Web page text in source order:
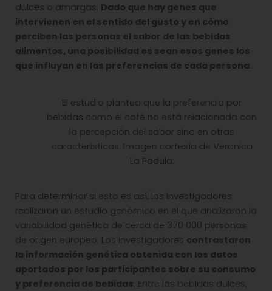
dulces o amargas. Dado que hay genes que
intervienen en el sentido del gusto y en cómo
perciben las personas el sabor de las bebidas
alimentos, una posibilidad es sean esos genes los
que influyan en las preferencias de cada persona.
El estudio plantea que la preferencia por
bebidas como el café no está relacionada con
la percepción del sabor sino en otras
características. Imagen cortesía de Veronica
La Padula.
Para determinar si esto es así, los investigadores
realizaron un estudio genómico en el que analizaron la
variabilidad genética de cerca de 370 000 personas
de origen europeo. Los investigadores contrastaron
la información genética obtenida con los datos
aportados por los participantes sobre su consumo
y preferencia de bebidas. Entre las bebidas dulces,